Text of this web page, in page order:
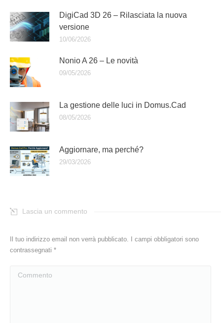
DigiCad 3D 26 – Rilasciata la nuova
versione
10/06/2026
Nonio A 26 – Le novità
09/05/2026
La gestione delle luci in Domus.Cad
08/05/2026
Aggiornare, ma perché?
29/03/2026
Lascia un commento
Il tuo indirizzo email non verrà pubblicato. I campi obbligatori sono
contrassegnati *